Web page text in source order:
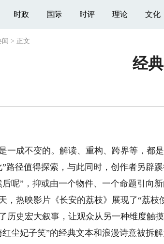
时政 国际 时评 理论 文化
闻 > 正文
经
成不变的。解读、重构、跨界等，都是
”路径值得探索，与此同时，创作者另辟
呢”，抑或由一个物件、一个命题引向
热映影片《长安的荔枝》展现了“荔枝
历史宏大叙事，让观众从另一种维度触
妃子笑”的经典文本和浪漫诗意被拆解